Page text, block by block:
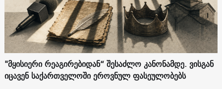
"მყისიერი რეაგირებიდან“ შესაძლო კანონამდე. ვისგან
იცავენ საქართველოში ეროვნულ ფასეულობებს